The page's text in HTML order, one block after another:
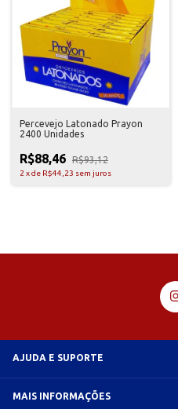
Percevejo Latonado Prayon
2400 Unidades
R$88,46 R$93,12
2 xde R$44,23 sem juros
AJUDA E SUPORTE
MAIS INFORMAÇÕES